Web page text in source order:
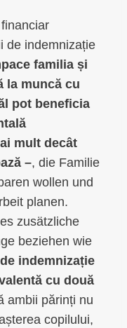
de indemnizație
familia și
la muncă cu
pot beneficia
mult decât
–, die Familie
wollen und
planen.
zusätzliche
beziehen wie
indemnizație
cu două
ambii părinți nu
copilului,